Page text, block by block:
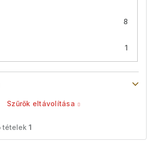
8
1
Szűrők eltávolítása
tételek 1